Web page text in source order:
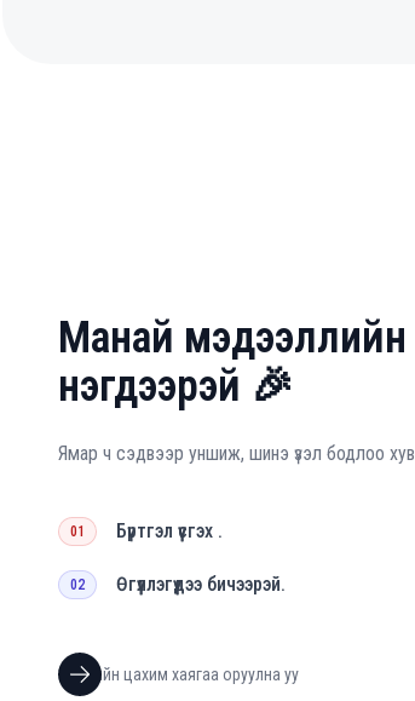
Манай
нэгдээрэй 🎉
Ямар ч сэдвээр уншиж, шинэ үзэл бодлоо
01 Бүртгэл үүсгэх .
02 Өгүүллэгүүдээ бичээрэй.